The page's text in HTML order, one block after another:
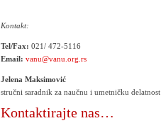
Kontakt:
Tel/Fax: 021/ 472-5116
Email: vanu@vanu.org.rs
Jelena Maksimović
stručni saradnik za naučnu i umetničku delatnost
Kontaktirajte nas…